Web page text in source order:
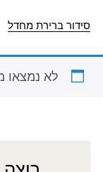
סידור ברירת מחדל
לא נמצאו